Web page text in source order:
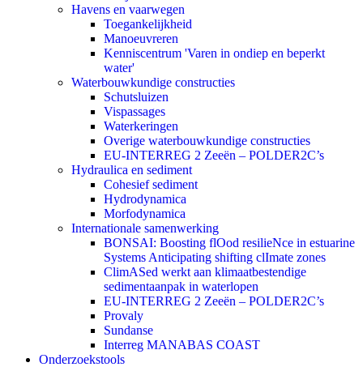
Havens en vaarwegen
Toegankelijkheid
Manoeuvreren
Kenniscentrum 'Varen in ondiep en beperkt
water'
Waterbouwkundige constructies
Schutsluizen
Vispassages
Waterkeringen
Overige waterbouwkundige constructies
EU-INTERREG 2 Zeeën – POLDER2C’s
Hydraulica en sediment
Cohesief sediment
Hydrodynamica
Morfodynamica
Internationale samenwerking
BONSAI: Boosting flOod resilieNce in estuarine
Systems Anticipating shifting clImate zones
ClimASed werkt aan klimaatbestendige
sedimentaanpak in waterlopen
EU-INTERREG 2 Zeeën – POLDER2C’s
Provaly
Sundanse
Interreg MANABAS COAST
Onderzoekstools